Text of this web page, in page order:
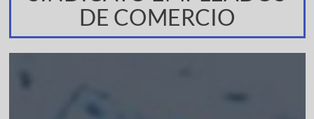
DE COMERCIO